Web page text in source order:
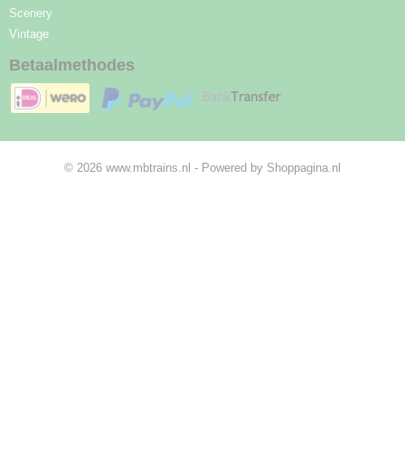
Scenery
Vintage
Betaalmethodes
© 2026 www.mbtrains.nl - Powered by Shoppagina.nl